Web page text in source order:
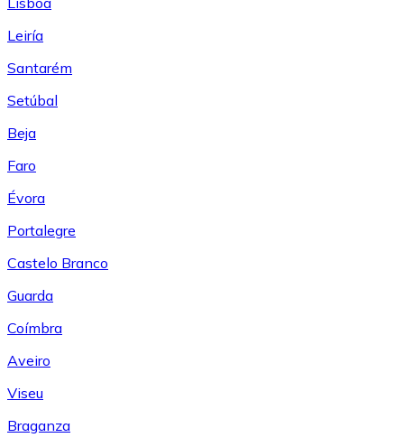
Leiría
Santarém
Setúbal
Beja
Faro
Évora
Portalegre
Castelo Branco
Guarda
Coímbra
Aveiro
Viseu
Braganza